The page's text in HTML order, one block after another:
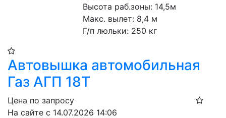
Высота раб.зоны: 14,5м
Макс. вылет: 8,4 м
Г/п люльки: 250 кг
Автовышка автомобильная
Газ АГП 18Т
Цена по запросу
На сайте с 14.07.2026 14:06